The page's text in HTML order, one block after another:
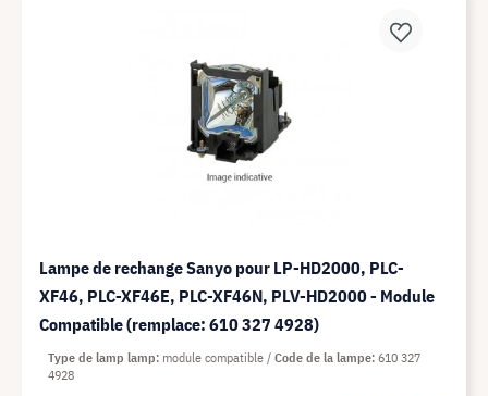
Lampe de rechange Sanyo pour LP-HD2000, PLC-
XF46, PLC-XF46E, PLC-XF46N, PLV-HD2000 - Module
Compatible (remplace: 610 327 4928)
Type de lamp lamp module compatible Code de la lampe 610 327
4928